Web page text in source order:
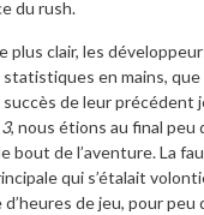
du rush.
plus clair, les
statistiques en mains, que
succès de leur précédent
, nous étions au final peu
bout de l’aventure. La
qui s’étalait
de jeu, pour peu